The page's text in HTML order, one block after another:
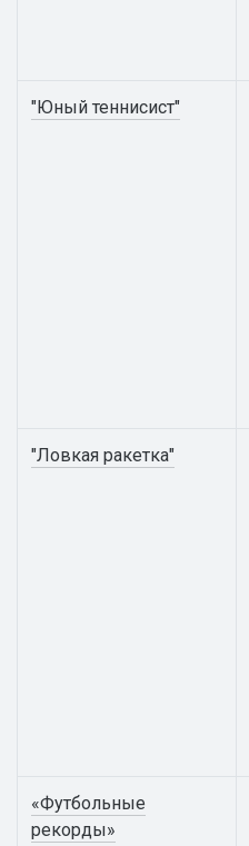
"Юный теннисист"
"Ловкая ракетка"
«Футбольные
рекорды»